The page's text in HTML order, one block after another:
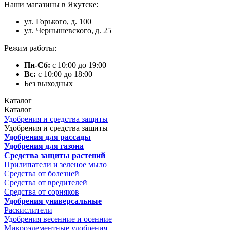
Наши магазины в Якутске:
ул. Горького, д. 100
ул. Чернышевского, д. 25
Режим работы:
Пн-Сб: с 10:00 до 19:00
Вс: с 10:00 до 18:00
Без выходных
Каталог
Каталог
Удобрения и средства защиты
Удобрения и средства защиты
Удобрения для рассады
Удобрения для газона
Средства защиты растений
Прилипатели и зеленое мыло
Средства от болезней
Средства от вредителей
Средства от сорняков
Удобрения универсальные
Раскислители
Удобрения весенние и осенние
Микроэлементные удобрения